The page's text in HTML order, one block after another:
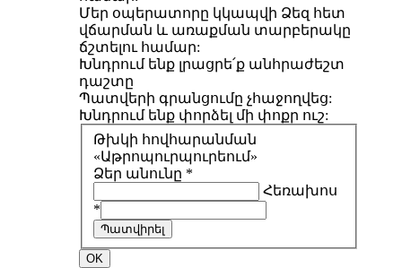
Մեր օպերատորը կկապվի Ձեզ հետ
վճարման և առաքման տարբերակը
ճշտելու համար:
Խնդրում ենք լրացրե՛ք անհրաժեշտ
դաշտը
Պատվերի գրանցումը չհաջողվեց:
Խնդրում ենք փորձել մի փոքր ուշ:
Թխկի հովհարանման
«Աթրոպուրպուրեում»
Ձեր անունը *
Հեռախոս
*
Պատվիրել
OK